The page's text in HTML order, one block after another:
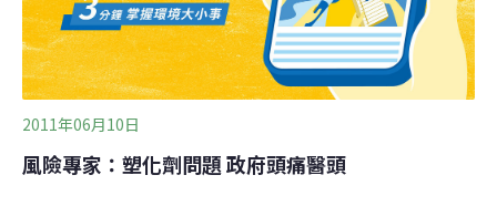
2011年06月10日
風險專家：塑化劑問題 政府頭痛醫頭